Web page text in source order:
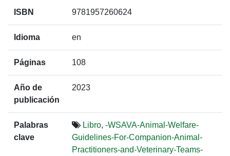
ISBN 9781957260624
Idioma en
Páginas 108
Año de
publicación
2023
Palabras
clave
Libro, -WSAVA-Animal-Welfare-
Guidelines-For-Companion-Animal-
Practitioners-and-Veterinary-Teams-